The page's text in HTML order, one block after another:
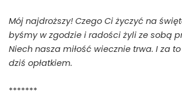
Mój najdroższy! Czego Ci życzyć na
byśmy w zgodzie i radości żyli ze sobą
Niech nasza miłość wiecznie trwa. I za
dziś opłatkiem.
*******